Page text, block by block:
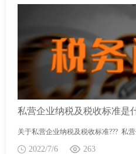
私营企业纳税及税收标准是
关于私营企业纳税及税收标准??? 私
2022/7/6 263